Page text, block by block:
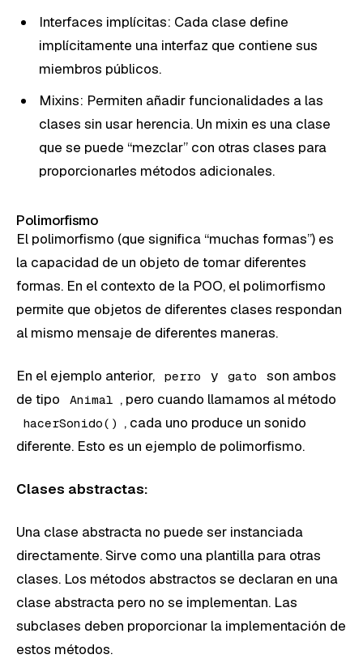
Interfaces implícitas: Cada clase define
implícitamente una interfaz que contiene sus
miembros públicos.
Mixins: Permiten añadir funcionalidades a las
clases sin usar herencia. Un mixin es una clase
que se puede “mezclar” con otras clases para
proporcionarles métodos adicionales.
Polimorfismo
El polimorfismo (que significa “muchas formas”) es
la capacidad de un objeto de tomar diferentes
formas. En el contexto de la POO, el polimorfismo
permite que objetos de diferentes clases respondan
al mismo mensaje de diferentes maneras.
En el ejemplo anterior, perro y gato
son ambos
de tipo
Animal , pero cuando llamamos al método
hacerSonido() , cada uno produce un sonido
diferente. Esto es un ejemplo de polimorfismo.
Clases abstractas:
Una clase abstracta no puede ser instanciada
directamente. Sirve como una plantilla para otras
clases. Los métodos abstractos se declaran en una
clase abstracta pero no se implementan. Las
subclases deben proporcionar la implementación de
estos métodos.